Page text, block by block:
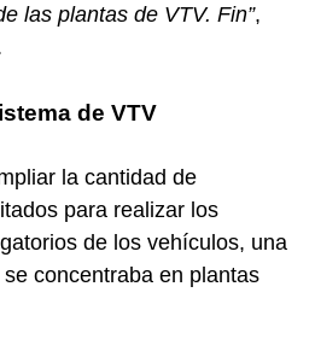
las plantas de VTV. Fin”,
de VTV
la cantidad de
para realizar los
de los vehículos, una
concentraba en plantas